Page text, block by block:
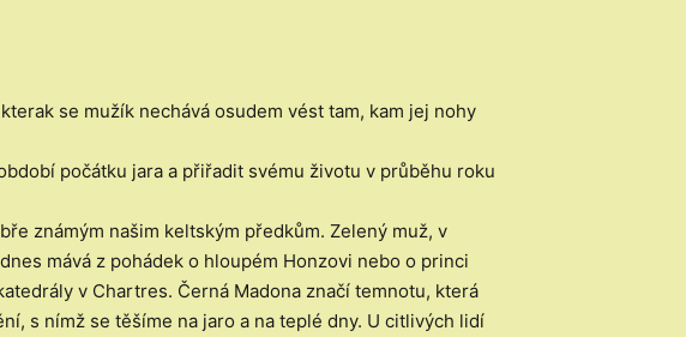
se mužík nechává osudem vést tam, kam jej nohy
počátku jara a přiřadit svému životu v průběhu roku
známým našim keltským předkům. Zelený muž, v
mává z pohádek o hloupém Honzovi nebo o princi
v Chartres. Černá Madona značí temnotu, která
s nímž se těšíme na jaro a na teplé dny. U citlivých lidí